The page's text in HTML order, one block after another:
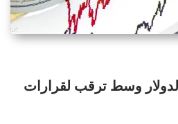
وسط ترقب لقرارات